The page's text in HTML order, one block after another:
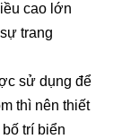
cao lớn
trang
sử dụng để
thì nên thiết
trí biển